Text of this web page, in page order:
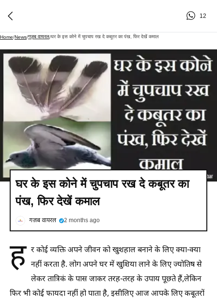
12
Home/News/गज़ब वायरल/​​​घर के इस कोने में चुपचाप रख दे कबूतर का पंख, फिर देखें कमाल​​​​​​​
​​​घर के इस कोने में चुपचाप रख दे कबूतर का
पंख, फिर देखें कमाल​​​​​​​
गज़ब वायरल 2 months ago
ह र कोई व्यक्ति अपने जीवन को खुशहाल बनाने के लिए क्या-क्या
नहीं करता है. लोग अपने घर में खुशिया लाने के लिए ज्योतिष से
लेकर तात्रिकं के पास जाकर तरह-तरह के उपाय पूछते हैं,लेकिन
फिर भी कोई फायदा नहीं हो पाता है, इसीलिए आज आपके लिए कबूतरों